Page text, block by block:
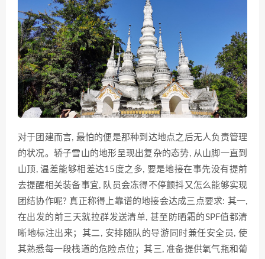
对于团建而言, 最怕的便是那种到达地点之后无人负责管理
的状况。轿子雪山的地形呈现出复杂的态势, 从山脚一直到
山顶, 温差能够相差达15度之多, 要是地接在事先没有提前
去提醒相关装备事宜, 队员会冻得不停颤抖又怎么能够实现
团结协作呢? 真正称得上靠谱的地接会达成三点要求: 其一,
在出发的前三天就拉群发送清单, 甚至防晒霜的SPF值都清
晰地标注出来；其二, 安排随队的导游同时兼任安全员, 使
其熟悉每一段栈道的危险点位；其三, 准备提供氧气瓶和葡